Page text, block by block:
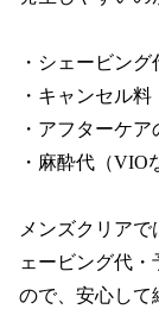
・シェービン
・キャンセル
・アフターケ
・麻酔代（VIO
メンズクリア
ェービング代
ので、安心して